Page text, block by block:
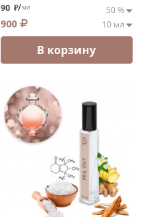
90 /мл
900
В корзину